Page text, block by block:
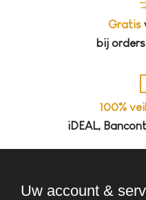
Gratis
bij
100%
iDEAL,
Uw account &